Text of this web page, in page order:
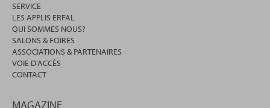
SERVICE
LES APPLIS ERFAL
QUI SOMMES NOUS?
SALONS & FOIRES
ASSOCIATIONS & PARTENAIRES
VOIE D'ACCÈS
CONTACT
MAGAZINE